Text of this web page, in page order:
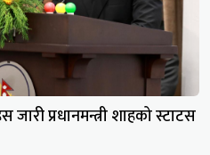
जारी प्रधानमन्त्री शाहको स्टाटस